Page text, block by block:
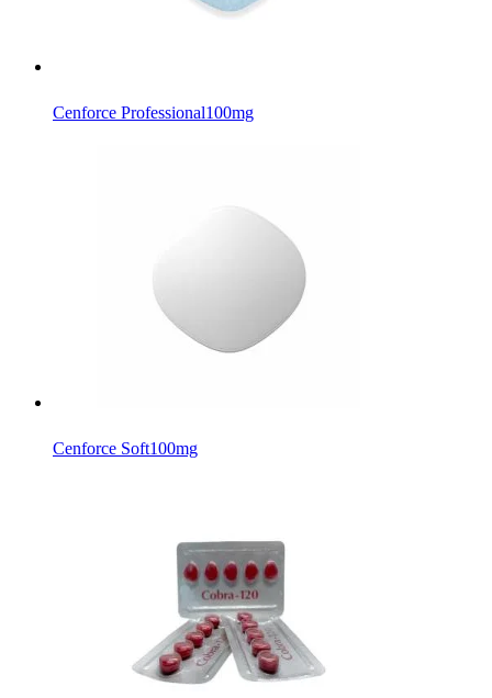
Cenforce Professional100mg
Cenforce Soft100mg